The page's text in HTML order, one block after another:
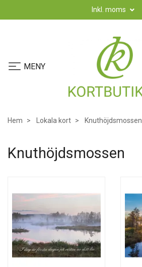
Inkl. moms
Hem Lokala kort Knuthöjdsmossen
Knuthöjdsmossen